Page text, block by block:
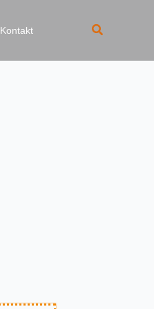
Kontakt Suchen